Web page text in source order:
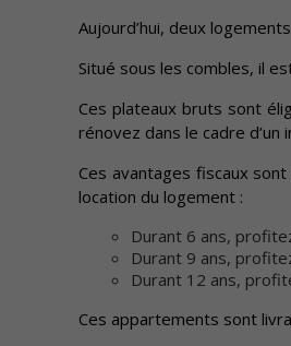
Aujourd’hui, deux
Situé sous les combles, il
Ces plateaux bruts sont
rénovez dans le cadre
Ces avantages fiscaux
location du logement :
Durant 6 ans,
Durant 9 ans,
Durant 12 ans,
Ces appartements sont